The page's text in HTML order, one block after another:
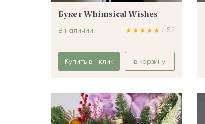
Букет Whimsical Wishes
/ 52
В наличии
Купить в 1 клик в корзину